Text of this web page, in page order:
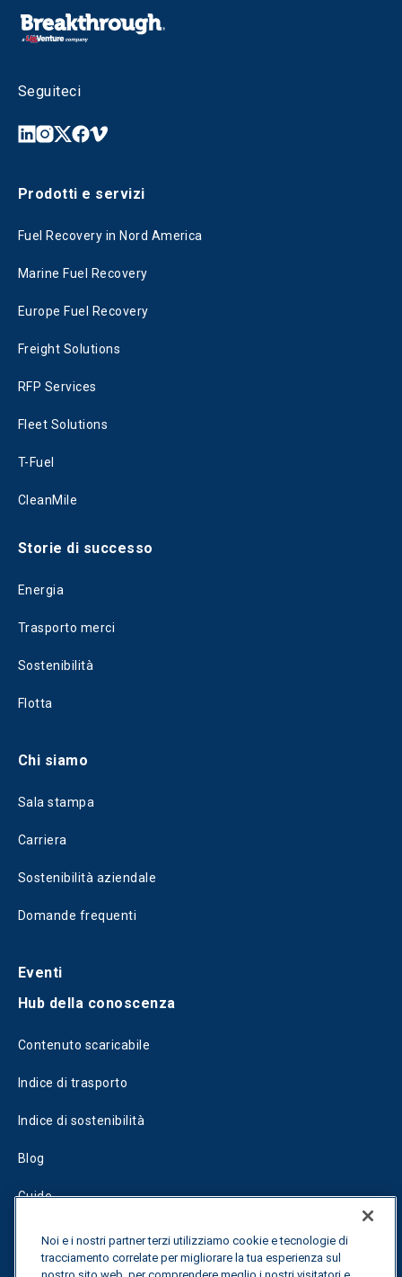
Seguiteci
Prodotti e servizi
Fuel Recovery in Nord America
Marine Fuel Recovery
Europe Fuel Recovery
Freight Solutions
RFP Services
Fleet Solutions
T-Fuel
CleanMile
Storie di successo
Energia
Trasporto merci
Sostenibilità
Flotta
Chi siamo
Sala stampa
Carriera
Sostenibilità aziendale
Domande frequenti
Eventi
Hub della conoscenza
Contenuto scaricabile
Indice di trasporto
Indice di sostenibilità
Blog
Guide
Fuel Savings Calculator
Calcolatore di ottimizzazione dei trasporti
Noi e i nostri partner terzi utilizziamo cookie e tecnologie di
tracciamento correlate per migliorare la tua esperienza sul